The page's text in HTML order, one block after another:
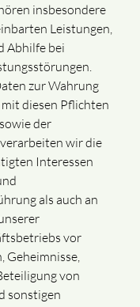
insbesondere
Leistungen,
Abhilfe bei
zur Wahrung
diesen Pflichten
der
wir die
Interessen
als auch an
vor
Geheimnisse,
von
sonstigen